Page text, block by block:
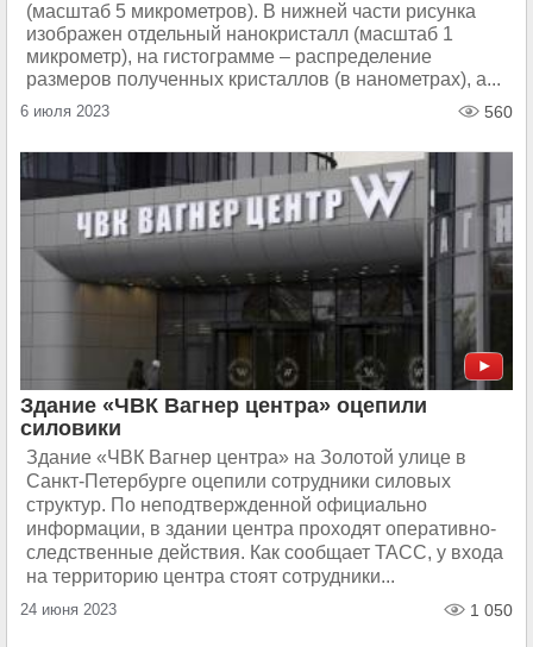
(масштаб 5 микрометров). В нижней части рисунка
изображен отдельный нанокристалл (масштаб 1
микрометр), на гистограмме – распределение
размеров полученных кристаллов (в нанометрах), а...
6 июля 2023 560
Здание «ЧВК Вагнер центра» оцепили
силовики
Здание «ЧВК Вагнер центра» на Золотой улице в
Санкт-Петербурге оцепили сотрудники силовых
структур. По неподтвержденной официально
информации, в здании центра проходят оперативно-
следственные действия. Как сообщает ТАСС, у входа
на территорию центра стоят сотрудники...
24 июня 2023 1 050